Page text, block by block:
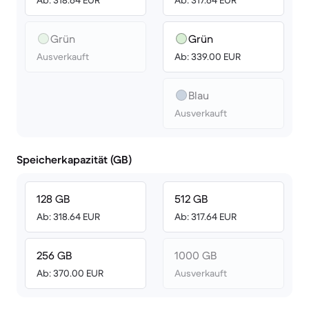
Grün
Ausverkauft
Grün
Ab: 339.00 EUR
Blau
Ausverkauft
Speicherkapazität (GB)
128 GB
Ab: 318.64 EUR
256 GB
Ab: 370.00 EUR
512 GB
Ab: 317.64 EUR
1000 GB
Ausverkauft